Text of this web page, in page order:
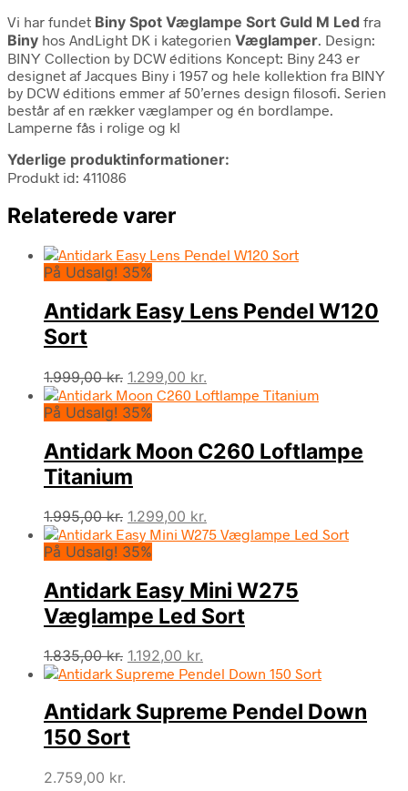
Vi har fundet Biny Spot Væglampe Sort Guld M Led fra
Biny hos AndLight DK i kategorien Væglamper. Design:
BINY Collection by DCW éditions Koncept: Biny 243 er
designet af Jacques Biny i 1957 og hele kollektion fra BINY
by DCW éditions emmer af 50’ernes design filosofi. Serien
består af en rækker væglamper og én bordlampe.
Lamperne fås i rolige og kl
Yderlige produktinformationer:
Produkt id: 411086
Relaterede varer
På Udsalg! 35%
Antidark Easy Lens Pendel W120
Sort
1.999,00kr. Den
oprindelige
pris
1.999,00 kr..
1.299,00 kr.
aktuelle
1.299,00 kr..
På Udsalg! 35%
Antidark Moon C260 Loftlampe
Titanium
1.995,00kr. Den
oprindelige
pris
1.995,00 kr..
1.299,00 kr.
aktuelle
1.299,00 kr..
På Udsalg! 35%
Antidark Easy Mini W275
Væglampe Led Sort
1.835,00kr. Den
oprindelige
var:
1.835,00 kr..
1.192,00 kr.
aktuelle
er:
1.192,00 kr..
Antidark Supreme Pendel Down
150 Sort
2.759,00 kr.